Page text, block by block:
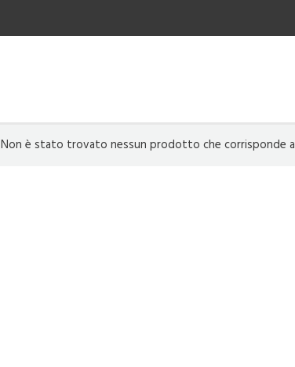
Non è stato trovato nessun prodotto che corrisponde